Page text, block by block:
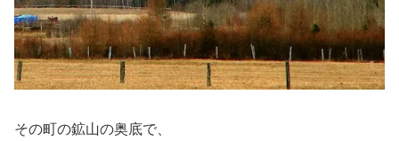
その町の鉱山の奥底で、